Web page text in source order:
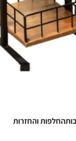
החלפות והחזרות